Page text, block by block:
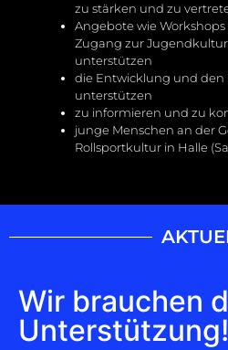
zu stärken und zu
Angebote wie Workshops
Zugang zur
unterstützen
die Entwicklung und den
unterstützen
zu informieren und zu
junge Menschen an der
Rollsportkultur in Halle
Wir brauchen
Unterstützung!​